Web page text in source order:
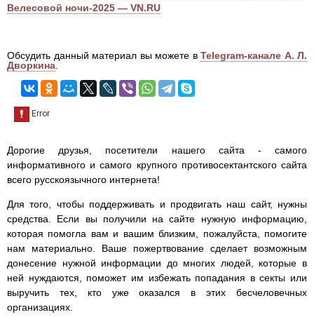
Велесовой ночи-2025 — VN.RU
Обсудить данный материал вы можете в Telegram-канале А. Л.
Дворкина.
Дорогие друзья, посетители нашего сайта - самого
информативного и самого крупного противосектантского сайта
всего русскоязычного интернета!
Для того, чтобы поддерживать и продвигать наш сайт, нужны
средства. Если вы получили на сайте нужную информацию,
которая помогла вам и вашим близким, пожалуйста, помогите
нам материально. Ваше пожертвование сделает возможным
донесение нужной информации до многих людей, которые в
ней нуждаются, поможет им избежать попадания в секты или
выручить тех, кто уже оказался в этих бесчеловечных
организациях.